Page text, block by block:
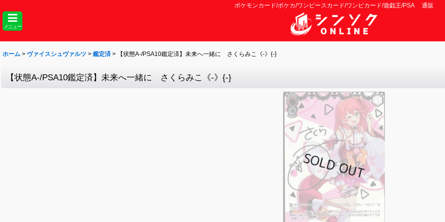
ポケモンカード/ポケカ/ワンピースカード/ワンピカード/遊戯王/PSA 通販
メニュー
ホーム > ヴァイスシュヴァルツ > 鑑定済 > 【状態A-/PSA10鑑定済】未来へ一緒に さくらみこ《-》{-}
【状態A-/PSA10鑑定済】未来へ一緒に さくらみこ《-》{-}